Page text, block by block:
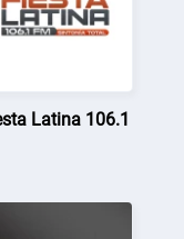
Latina 106.1